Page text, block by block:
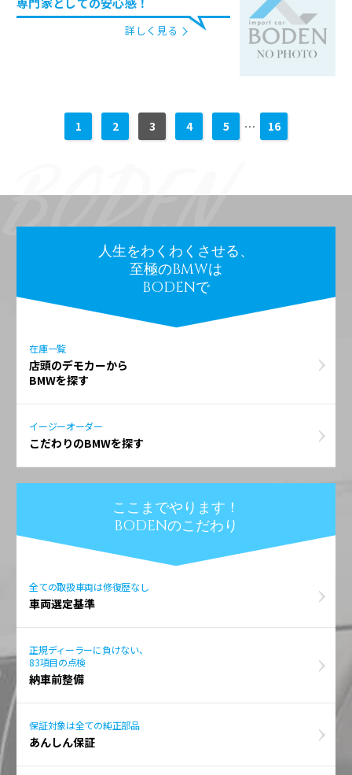
詳しく見る
1 2 3 4 5 … 16
人生をわくわくさせる、
至極のBMWは
BODENで
在庫一覧
店頭のデモカーから
BMWを探す
イージーオーダー
こだわりのBMWを探す
ここまでやります！
BODENのこだわり
全ての取扱車両は修復歴なし
車両選定基準
正規ディーラーに負けない、
83項目の点検
納車前整備
保証対象は全ての純正部品
あんしん保証